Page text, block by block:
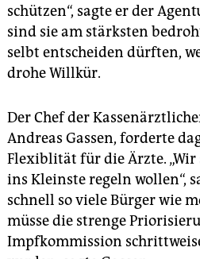
schützen“, sagte er der
sind sie am stärksten
selbt entscheiden dürften,
drohe Willkür.
Der Chef der
Andreas Gassen, forderte
Flexiblität für die Ärzte.
ins Kleinste regeln wollen“,
schnell so viele Bürger wie
müsse die strenge
Impfkommission